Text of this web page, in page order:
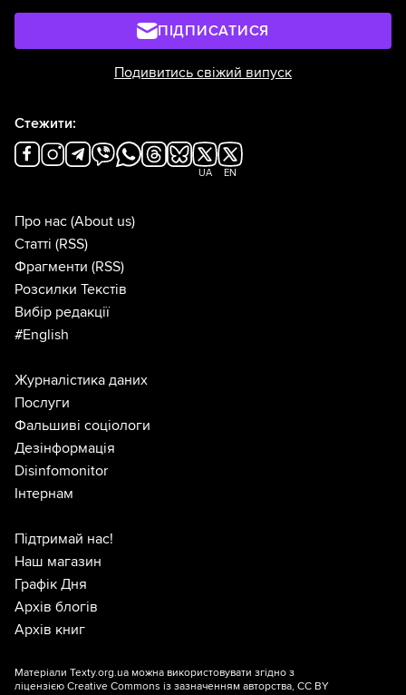
ПІДПИСАТИСЯ
Подивитись свіжий випуск
Стежити:
UA EN
Про нас (About us)
Статті (RSS)
Фрагменти (RSS)
Розсилки Текстів
Вибір редакції
#English
Журналістика даних
Послуги
Фальшиві соціологи
Дезінформація
Disinfomonitor
Інтернам
Підтримай нас!
Наш магазин
Графік Дня
Архів блогів
Архів книг
Матеріали Texty.org.ua можна використовувати згідно з
ліцензією Creative Commons із зазначенням авторства, CC BY